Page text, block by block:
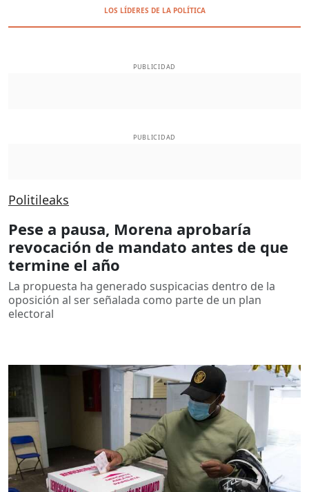
LOS LÍDERES DE LA POLÍTICA
PUBLICIDAD
PUBLICIDAD
Politileaks
Pese a pausa, Morena aprobaría
revocación de mandato antes de que
termine el año
La propuesta ha generado suspicacias dentro de la
oposición al ser señalada como parte de un plan
electoral